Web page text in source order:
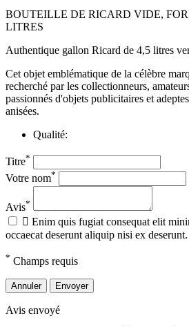
BOUTEILLE DE RICARD VIDE,
LITRES
Authentique gallon Ricard de 4,5 litres
Cet objet emblématique de la célèbre
recherché par les collectionneurs,
passionnés d'objets publicitaires et
anisées.
Qualité:
Titre*
Votre nom*
Avis*
 Enim quis fugiat consequat elit
occaecat deserunt aliquip nisi ex deserunt.
* Champs requis
Annuler Envoyer
Avis envoyé